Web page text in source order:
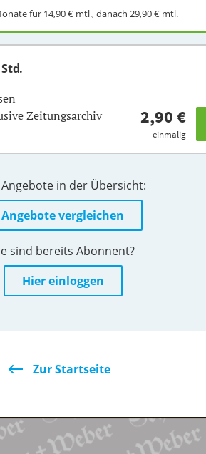
für 14,90 €mtl., danach 29,90 €mtl.
Zeitungsarchiv
2,90 €
einmalig
in der Übersicht:
Angebote vergleichen
sind bereits Abonnent?
Hier einloggen
Zur Startseite